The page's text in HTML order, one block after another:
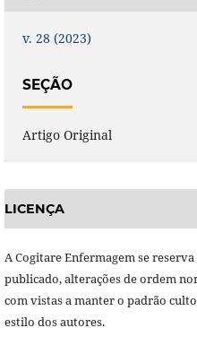
v. 28 (2023)
SEÇÃO
Artigo Original
LICENÇA
A Cogitare Enfermagem se
publicado, alterações de ordem
com vistas a manter o padrão
estilo dos autores.